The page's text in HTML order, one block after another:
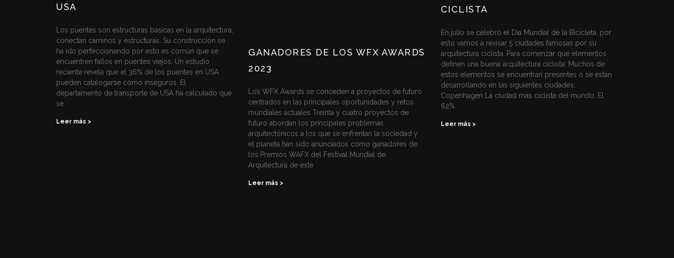
USA
Los puentes son estructuras básicas en la arquitectura,
conectan caminos y estructuras. Su construcción se
ha ido perfeccionando por esto es común que se
encuentren fallos en puentes viejos. Un estudio
reciente revela que el 36% de los puentes en USA
pueden catalogarse como inseguros. El
departamento de transporte de USA ha calculado que
se
Leer más >
GANADORES DE LOS WFX AWARDS
2023
Los WFX Awards se conceden a proyectos de futuro
centrados en las principales oportunidades y retos
mundiales actuales Treinta y cuatro proyectos de
futuro abordan los principales problemas
arquitectónicos a los que se enfrentan la sociedad y
el planeta han sido anunciados como ganadores de
los Premios WAFX del Festival Mundial de
Arquitectura de este
Leer más >
CICLISTA
En julio se celebró el Día Mundial de la Bicicleta, por
esto vamos a revisar 5 ciudades famosas por su
arquitectura ciclista. Para comenzar qué elementos
definen una buena arquitectura ciclista: Muchos de
estos elementos se encuentran presentes o se están
desarrollando en las siguientes ciudades:
Copenhagen La ciudad más ciclista del mundo. El
62%
Leer más >